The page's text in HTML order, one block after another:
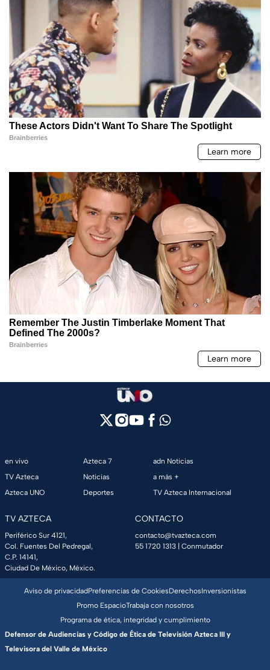
en vivo
TV Azteca
Azteca UNO
Azteca 7
Noticias
Deportes
adn Noticias
a más +
TV Azteca Internacional
TV AZTECA
Periférico Sur 4121,
Col. Fuentes Del Pedregal,
C.P. 14141,
Ciudad De México, México.
CONTACTO
contacto@tvazteca.com
55 1720 1313 | Conmutador
Aviso de privacidadPreferencias de CookiesDerechosInversionistas
Promo EspacioTrabaja con nosotros
Programa de ética, integridad y cumplimiento
Defensor de Audiencias y Código de Ética de Televisión Azteca III y
Televisora del Valle de México